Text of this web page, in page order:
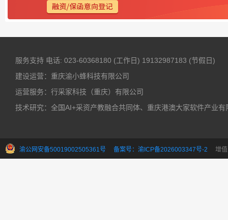
服务支持 电话: 023-60368180 (工作日) 19132987183 (节假日)
建设运营：重庆渝小蜂科技有限公司
运营服务：行采家科技（重庆）有限公司
技术研究：全国AI+采资产教融合共同体、重庆港澳大家软件产业有
渝公网安备50019002505361号 备案号：渝ICP备2026003347号-2 增